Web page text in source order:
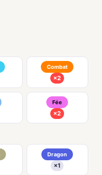
Combat
×2
Fée
×2
Dragon
×1